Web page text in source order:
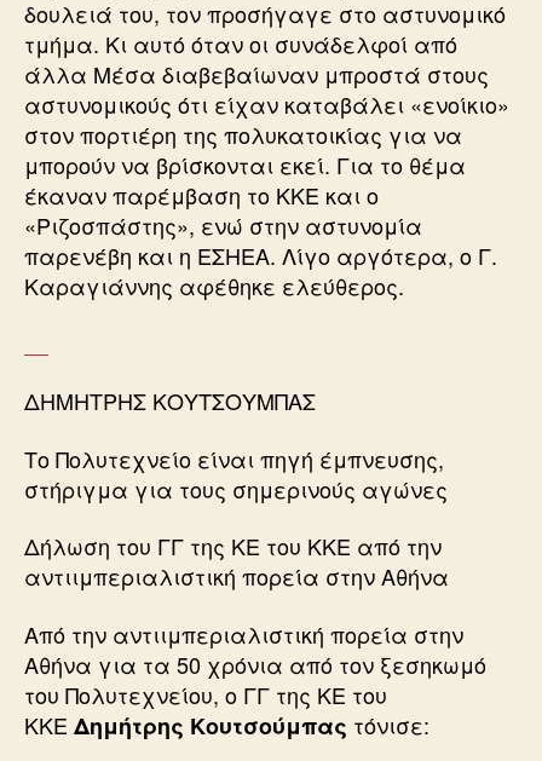
δουλειά του, τον προσήγαγε στο αστυνομικό
τμήμα. Κι αυτό όταν οι συνάδελφοί από
άλλα Μέσα διαβεβαίωναν μπροστά στους
αστυνομικούς ότι είχαν καταβάλει «ενοίκιο»
στον πορτιέρη της πολυκατοικίας για να
μπορούν να βρίσκονται εκεί. Για το θέμα
έκαναν παρέμβαση το ΚΚΕ και ο
«Ριζοσπάστης», ενώ στην αστυνομία
παρενέβη και η ΕΣΗΕΑ. Λίγο αργότερα, ο Γ.
Καραγιάννης αφέθηκε ελεύθερος.
ΔΗΜΗΤΡΗΣ ΚΟΥΤΣΟΥΜΠΑΣ
Το Πολυτεχνείο είναι πηγή έμπνευσης,
στήριγμα για τους σημερινούς αγώνες
Δήλωση του ΓΓ της ΚΕ του ΚΚΕ από την
αντιιμπεριαλιστική πορεία στην Αθήνα
Από την αντιιμπεριαλιστική πορεία στην
Αθήνα για τα 50 χρόνια από τον ξεσηκωμό
του Πολυτεχνείου, ο ΓΓ της ΚΕ του
ΚΚΕ Δημήτρης Κουτσούμπας τόνισε: